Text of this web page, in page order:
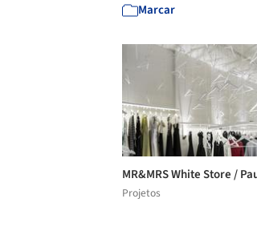
Marcar
MR&MRS White Store /
Projetos